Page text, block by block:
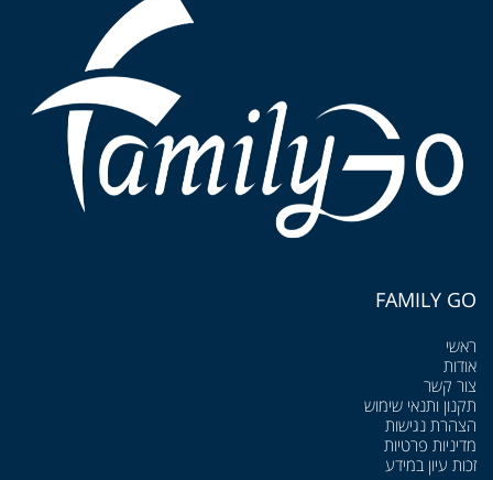
FAMILY GO
ראשי
אודות
צור קשר
תקנון ותנאי שימוש
הצהרת נגישות
מדיניות פרטיות
זכות עיון במידע